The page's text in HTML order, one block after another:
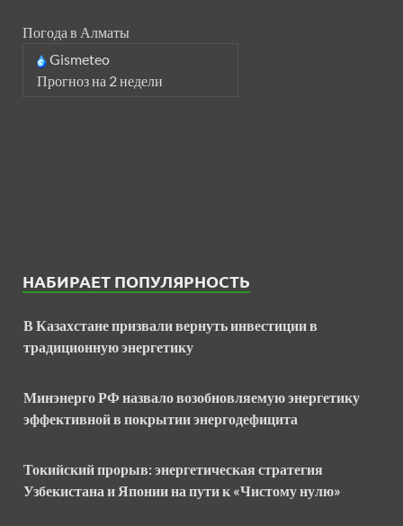
Погода в Алматы
Gismeteo
Прогноз на 2 недели
НАБИРАЕТ ПОПУЛЯРНОСТЬ
В Казахстане призвали вернуть инвестиции в
традиционную энергетику
Минэнерго РФ назвало возобновляемую энергетику
эффективной в покрытии энергодефицита
Токийский прорыв: энергетическая стратегия
Узбекистана и Японии на пути к «Чистому нулю»